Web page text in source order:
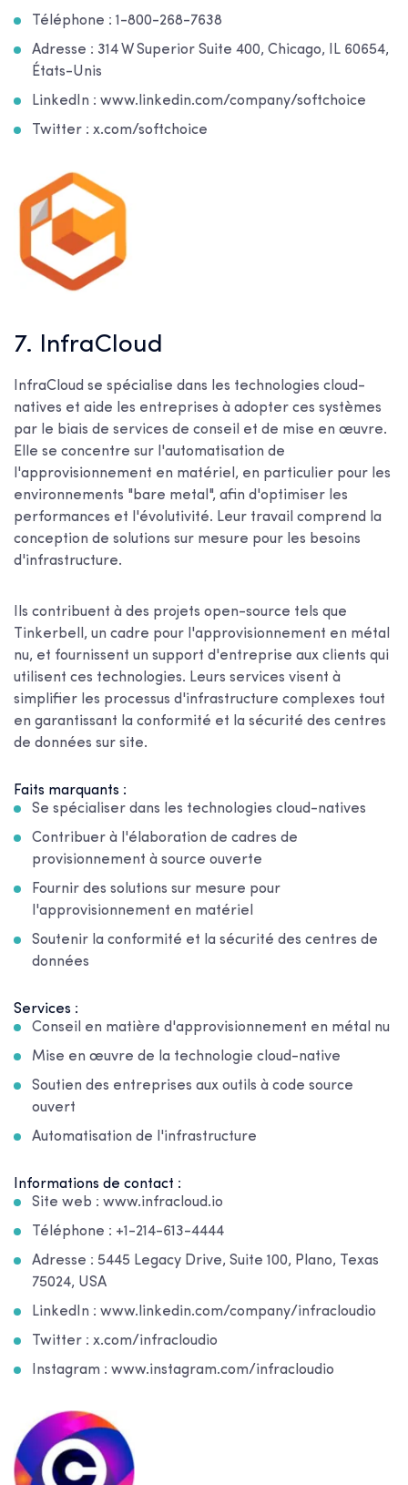
Téléphone : 1-800-268-7638
Adresse : 314 W Superior Suite 400, Chicago, IL 60654,
États-Unis
LinkedIn : www.linkedin.com/company/softchoice
Twitter : x.com/softchoice
7. InfraCloud
InfraCloud se spécialise dans les technologies cloud-
natives et aide les entreprises à adopter ces systèmes
par le biais de services de conseil et de mise en œuvre.
Elle se concentre sur l'automatisation de
l'approvisionnement en matériel, en particulier pour les
environnements "bare metal", afin d'optimiser les
performances et l'évolutivité. Leur travail comprend la
conception de solutions sur mesure pour les besoins
d'infrastructure.
Ils contribuent à des projets open-source tels que
Tinkerbell, un cadre pour l'approvisionnement en métal
nu, et fournissent un support d'entreprise aux clients qui
utilisent ces technologies. Leurs services visent à
simplifier les processus d'infrastructure complexes tout
en garantissant la conformité et la sécurité des centres
de données sur site.
Faits marquants :
Se spécialiser dans les technologies cloud-natives
Contribuer à l'élaboration de cadres de
provisionnement à source ouverte
Fournir des solutions sur mesure pour
l'approvisionnement en matériel
Soutenir la conformité et la sécurité des centres de
données
Services :
Conseil en matière d'approvisionnement en métal nu
Mise en œuvre de la technologie cloud-native
Soutien des entreprises aux outils à code source
ouvert
Automatisation de l'infrastructure
Informations de contact :
Site web : www.infracloud.io
Téléphone : +1-214-613-4444
Adresse : 5445 Legacy Drive, Suite 100, Plano, Texas
75024, USA
LinkedIn : www.linkedin.com/company/infracloudio
Twitter : x.com/infracloudio
Instagram : www.instagram.com/infracloudio